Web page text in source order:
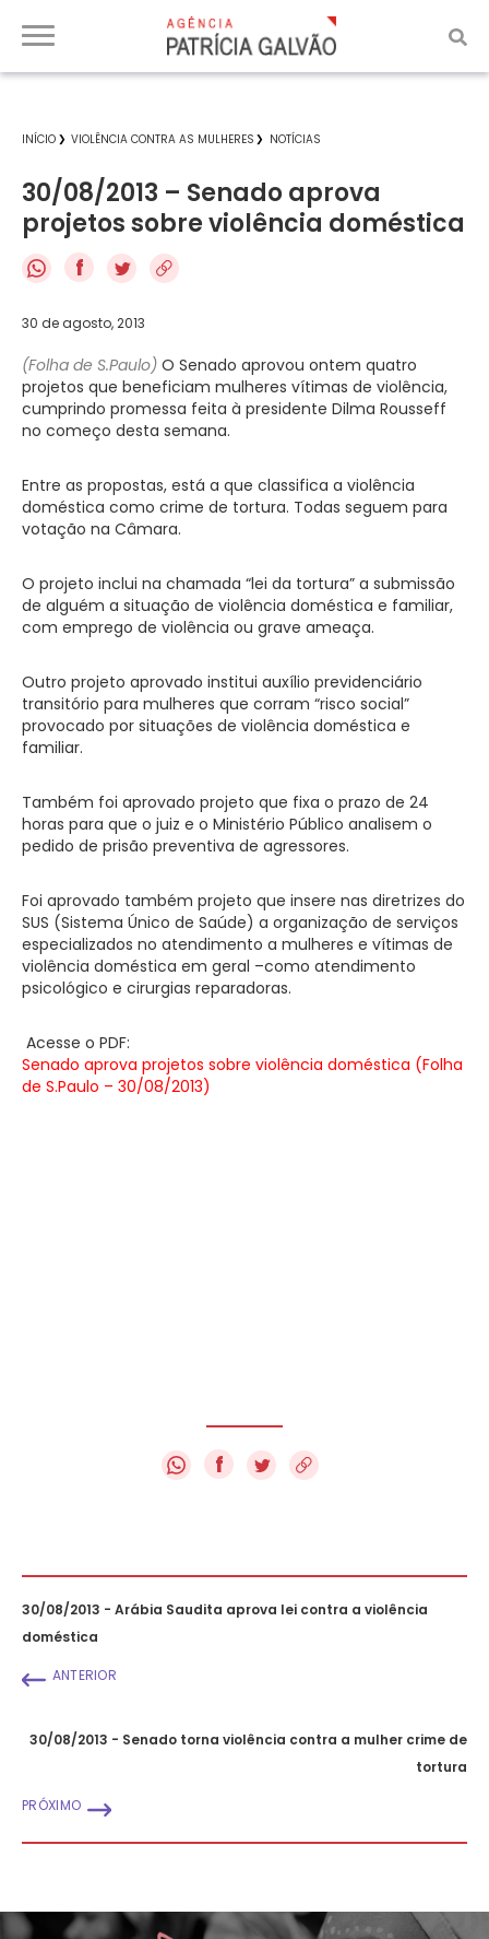
INÍCIO VIOLÊNCIA CONTRA AS MULHERES NOTÍCIAS
30/08/2013 – Senado aprova
projetos sobre violência doméstica
f
30 de agosto, 2013
(Folha de S.Paulo) O Senado aprovou ontem quatro
projetos que beneficiam mulheres vítimas de violência,
cumprindo promessa feita à presidente Dilma Rousseff
no começo desta semana.
Entre as propostas, está a que classifica a violência
doméstica como crime de tortura. Todas seguem para
votação na Câmara.
O projeto inclui na chamada “lei da tortura” a submissão
de alguém a situação de violência doméstica e familiar,
com emprego de violência ou grave ameaça.
Outro projeto aprovado institui auxílio previdenciário
transitório para mulheres que corram “risco social”
provocado por situações de violência doméstica e
familiar.
Também foi aprovado projeto que fixa o prazo de 24
horas para que o juiz e o Ministério Público analisem o
pedido de prisão preventiva de agressores.
Foi aprovado também projeto que insere nas diretrizes do
SUS (Sistema Único de Saúde) a organização de serviços
especializados no atendimento a mulheres e vítimas de
violência doméstica em geral –como atendimento
psicológico e cirurgias reparadoras.
Acesse o PDF:
Senado aprova projetos sobre violência doméstica (Folha
de S.Paulo – 30/08/2013)
f
30/08/2013 - Arábia Saudita aprova lei contra a violência
doméstica
ANTERIOR
30/08/2013 - Senado torna violência contra a mulher crime de
tortura
PRÓXIMO